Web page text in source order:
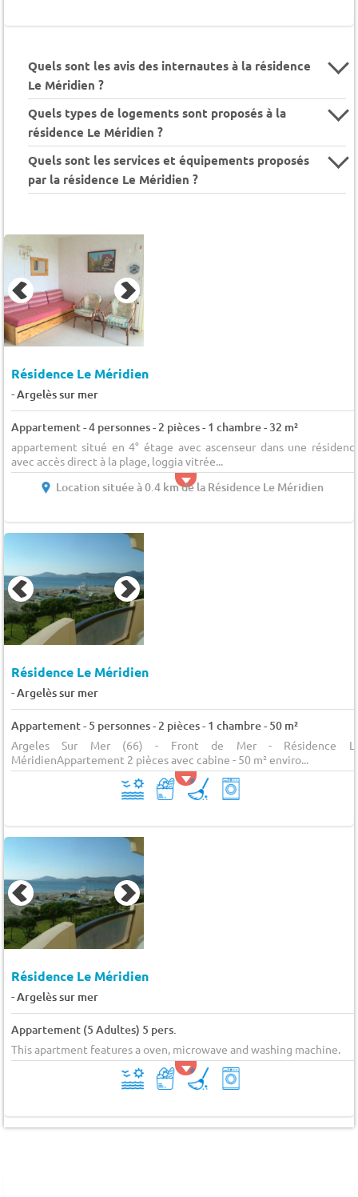
Quels sont les avis des internautes à la résidence
Le Méridien ?
Quels types de logements sont proposés à la
résidence Le Méridien ?
Quels sont les services et équipements proposés
par la résidence Le Méridien ?
Résidence Le Méridien
-Argelès sur mer
Appartement - 4 personnes - 2 pièces - 1 chambre - 32 m²
appartement situé en 4° étage avec ascenseur dans une
avec accès direct à la plage, loggia vitrée...
Location située à 0.4 km de la Résidence Le Méridien
Résidence Le Méridien
-Argelès sur mer
Appartement - 5 personnes - 2 pièces - 1 chambre - 50 m²
Argeles Sur Mer (66) - Front de Mer - Résidence
MéridienAppartement 2 pièces avec cabine - 50 m² enviro...
Résidence Le Méridien
-Argelès sur mer
Appartement (5 Adultes) 5 pers.
This apartment features a oven, microwave and washing machine.